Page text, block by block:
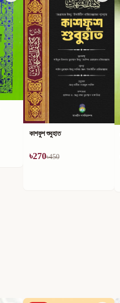
কাশফুশ শুবুহাত
৳270৳450